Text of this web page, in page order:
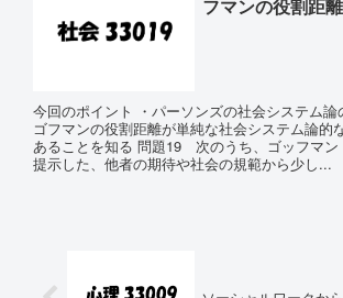
フマンの役割距離
今回のポイント ・パーソンズの社会システム論
ゴフマンの役割距離が単純な社会システム論的
あることを知る 問題19 次のうち、ゴッフマン
提示した、他者の期待や社会の規範から少し...